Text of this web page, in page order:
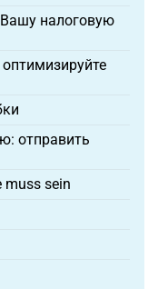
налоговую
отправить
muss sein